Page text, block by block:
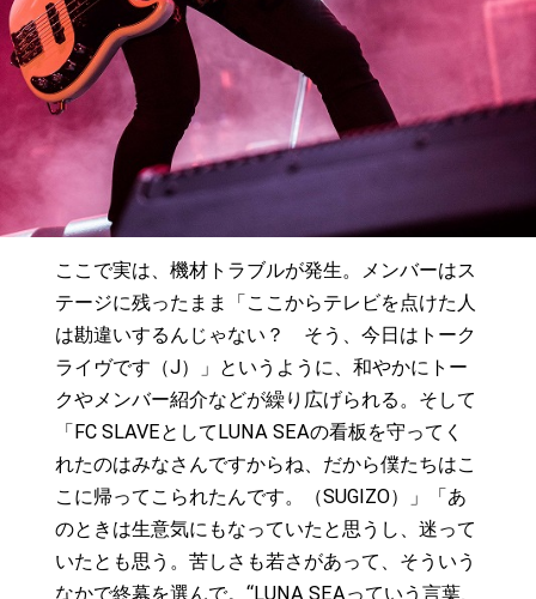
ここで実は、機材トラブルが発生。メンバーはス
テージに残ったまま「ここからテレビを点けた人
は勘違いするんじゃない？ そう、今日はトーク
ライヴです（J）」というように、和やかにトー
クやメンバー紹介などが繰り広げられる。そして
「FC SLAVEとしてLUNA SEAの看板を守ってく
れたのはみなさんですからね、だから僕たちはこ
こに帰ってこられたんです。（SUGIZO）」「あ
のときは生意気にもなっていたと思うし、迷って
いたとも思う。苦しさも若さがあって、そういう
なかで終幕を選んで。“LUNA SEAっていう言葉、